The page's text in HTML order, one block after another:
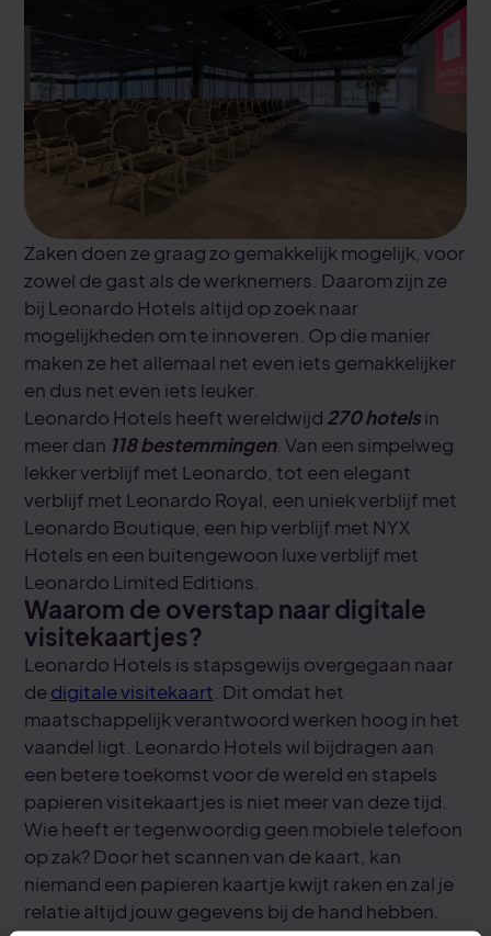
Zaken doen ze graag zo gemakkelijk mogelijk, voor
zowel de gast als de werknemers. Daarom zijn ze
bij Leonardo Hotels altijd op zoek naar
mogelijkheden om te innoveren. Op die manier
maken ze het allemaal net even iets gemakkelijker
en dus net even iets leuker.
Leonardo Hotels heeft wereldwijd 270 hotelsin
meer dan 118 bestemmingen. Van een simpelweg
lekker verblijf met Leonardo, tot een elegant
verblijf met Leonardo Royal, een uniek verblijf met
Leonardo Boutique, een hip verblijf met NYX
Hotels en een buitengewoon luxe verblijf met
Leonardo Limited Editions.
Waarom de overstap naar digitale
visitekaartjes?
Leonardo Hotels is stapsgewijs overgegaan naar
dedigitale visitekaart. Dit omdat het
maatschappelijk verantwoord werken hoog in het
vaandel ligt. Leonardo Hotels wil bijdragen aan
een betere toekomst voor de wereld en stapels
papieren visitekaartjes is niet meer van deze tijd.
Wie heeft er tegenwoordig geen mobiele telefoon
op zak? Door het scannen van de kaart, kan
niemand een papieren kaartje kwijt raken en zal je
relatie altijd jouw gegevens bij de hand hebben.